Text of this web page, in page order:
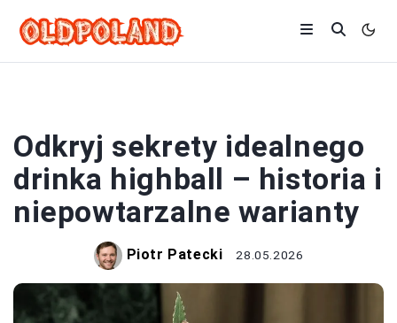
Odkryj sekrety idealnego
drinka highball – historia i
niepowtarzalne warianty
Piotr Patecki 28.05.2026